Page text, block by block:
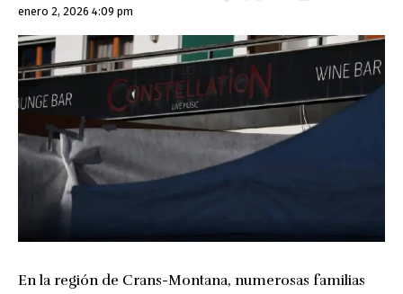
enero 2, 2026 4:09 pm
En la región de Crans-Montana, numerosas familias